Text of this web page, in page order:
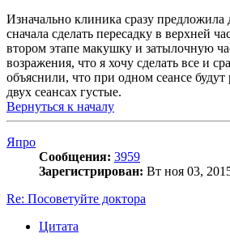
Изначально клиника сразу предложила
сначала сделать пересадку в верхней
втором этапе макушку и затылочную
возражения, что я хочу сделать все и
объяснили, что при одном сеансе
двух сеансах густые.
Вернуться к началу
Япро
Сообщения: 3959
Зарегистрирован: Вт ноя 03,
Re: Посоветуйте доктора
Цитата